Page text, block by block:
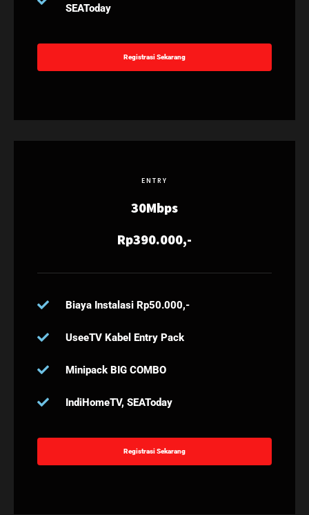
SEAToday
Registrasi Sekarang
ENTRY
30Mbps
Rp390.000,-
Biaya Instalasi Rp50.000,-
UseeTV Kabel Entry Pack
Minipack BIG COMBO
IndiHomeTV, SEAToday
Registrasi Sekarang